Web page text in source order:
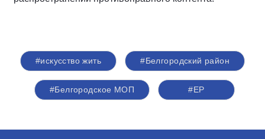
#искусство жить #Белгородский район
#Белгородское МОП #ЕР